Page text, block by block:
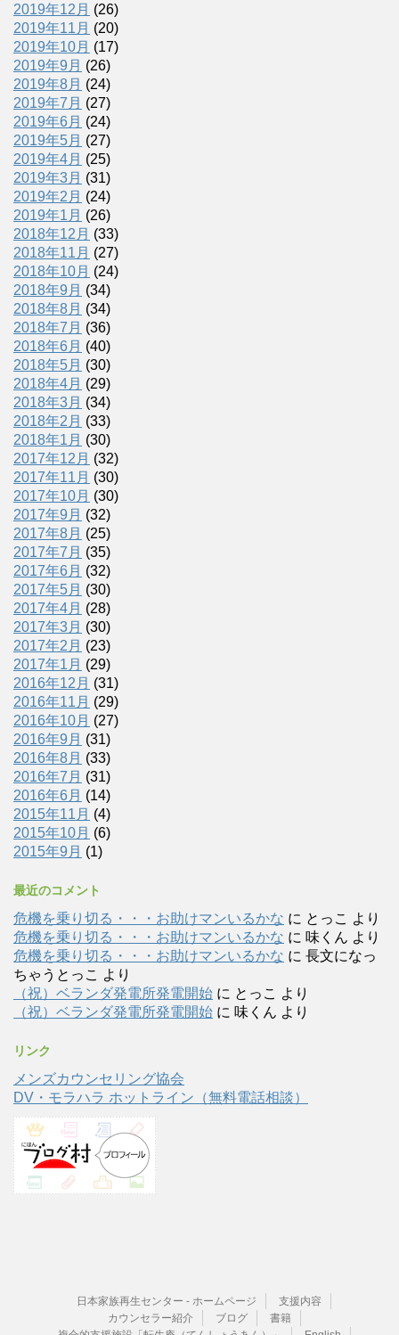
2019年12月 (26)
2019年11月 (20)
2019年10月 (17)
2019年9月 (26)
2019年8月 (24)
2019年7月 (27)
2019年6月 (24)
2019年5月 (27)
2019年4月 (25)
2019年3月 (31)
2019年2月 (24)
2019年1月 (26)
2018年12月 (33)
2018年11月 (27)
2018年10月 (24)
2018年9月 (34)
2018年8月 (34)
2018年7月 (36)
2018年6月 (40)
2018年5月 (30)
2018年4月 (29)
2018年3月 (34)
2018年2月 (33)
2018年1月 (30)
2017年12月 (32)
2017年11月 (30)
2017年10月 (30)
2017年9月 (32)
2017年8月 (25)
2017年7月 (35)
2017年6月 (32)
2017年5月 (30)
2017年4月 (28)
2017年3月 (30)
2017年2月 (23)
2017年1月 (29)
2016年12月 (31)
2016年11月 (29)
2016年10月 (27)
2016年9月 (31)
2016年8月 (33)
2016年7月 (31)
2016年6月 (14)
2015年11月 (4)
2015年10月 (6)
2015年9月 (1)
最近のコメント
危機を乗り切る・・・お助けマンいるかな に とっこ より
危機を乗り切る・・・お助けマンいるかな に 味くん より
危機を乗り切る・・・お助けマンいるかな に 長文になっ
ちゃうとっこ より
（祝）ベランダ発電所発電開始 に とっこ より
（祝）ベランダ発電所発電開始 に 味くん より
リンク
メンズカウンセリング協会
DV・モラハラ ホットライン（無料電話相談）
日本家族再生センター - ホームページ
支援内容
カウンセラー紹介
ブログ
書籍